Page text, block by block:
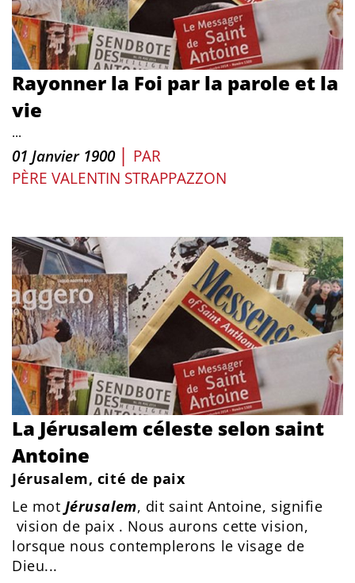
Rayonner la Foi par la parole et la
vie
...
01 Janvier 1900 | PAR
PÈRE VALENTIN STRAPPAZZON
La Jérusalem céleste selon saint
Antoine
Jérusalem, cité de paix
Le mot Jérusalem, dit saint Antoine, signifie
vision de paix . Nous aurons cette vision,
lorsque nous contemplerons le visage de
Dieu...